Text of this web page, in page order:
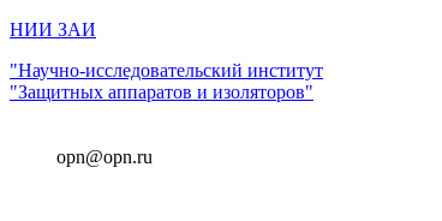
НИИ ЗАИ
"Научно-исследовательский институт
"Защитных аппаратов и изоляторов"
opn@opn.ru